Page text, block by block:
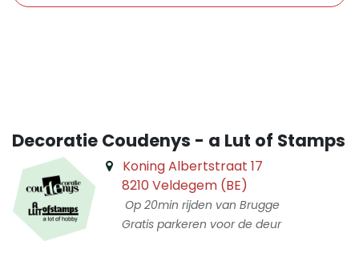
Decoratie Coudenys - a Lut of Stamps
Koning Albertstraat 17
8210 Veldegem (BE)
Op 20min rijden van Brugge
Gratis parkeren voor de deur